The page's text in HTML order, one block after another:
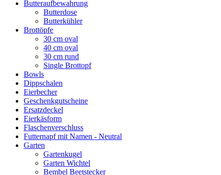
Butteraufbewahrung
Butterdose
Butterkühler
Brottöpfe
30 cm oval
40 cm oval
30 cm rund
Single Brottopf
Bowls
Dippschalen
Eierbecher
Geschenkgutscheine
Ersatzdeckel
Eierkäsform
Flaschenverschluss
Futternapf mit Namen - Neutral
Garten
Gartenkugel
Garten Wichtel
Bembel Beetstecker